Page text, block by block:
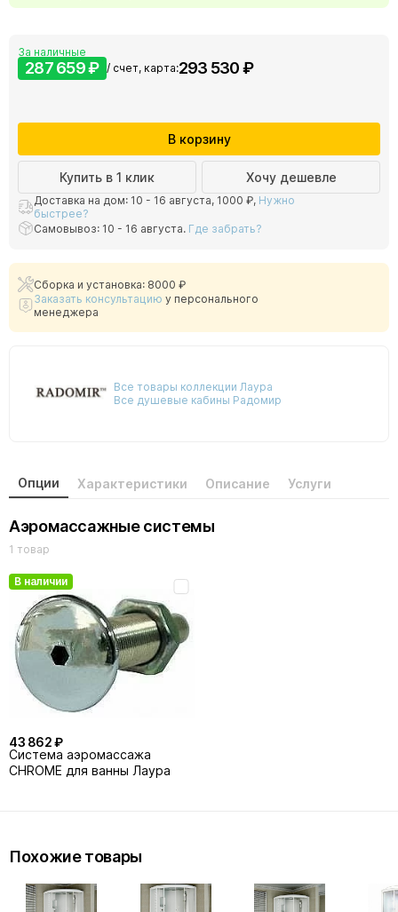
За наличные
287 659 ₽ / счет, карта:293 530 ₽
В корзину
Купить в 1 клик Хочу дешевле
Доставка на дом: 10 - 16 августа, 1000 ₽, Нужно
быстрее?
Самовывоз: 10 - 16 августа. Где забрать?
Сборка и установка: 8000 ₽
Заказать консультацию у персонального
менеджера
Все товары коллекции Лаура
Все душевые кабины Радомир
Опции Характеристики Описание Услуги
Аэромассажные системы
1 товар
В наличии
43 862 ₽
Система аэромассажа
CHROME для ванны Лаура
Похожие товары